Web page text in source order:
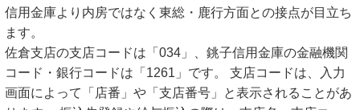
信用金庫より内房ではなく東総・鹿行方面との接点が目立ち
ます。
佐倉支店の支店コードは「034」、銚子信用金庫の金融機関
コード・銀行コードは「1261」です。 支店コードは、入力
画面によって「店番」や「支店番号」と表示されることがあ